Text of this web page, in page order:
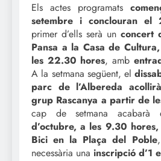
Els actes programats
setembre i conclouran el
primer d’ells serà un concert
Pansa a la Casa de
les 22.30 hores, amb
A la setmana següent, el
parc de l’Albereda
grup Rascanya a partir de
cap de setmana
d’octubre, a les 9.30
Bici en la Plaça del Poble
necessària una inscripció d’1